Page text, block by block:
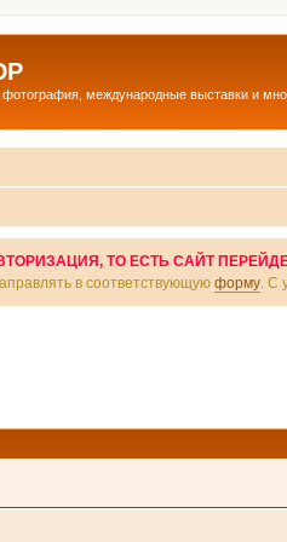
фотография, международные выставки и
ТО ЕСТЬ САЙТ
в соответствующую форму . С